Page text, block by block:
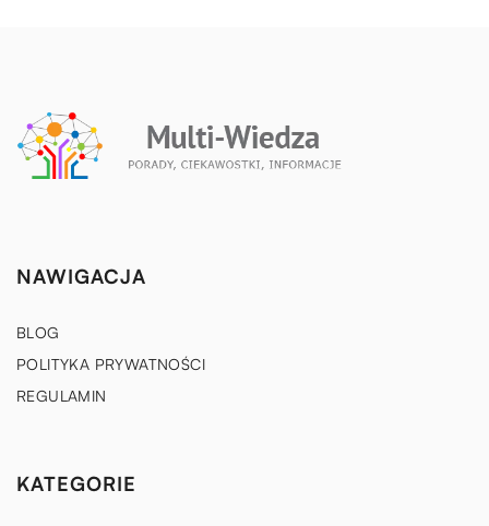
NAWIGACJA
BLOG
POLITYKA PRYWATNOŚCI
REGULAMIN
KATEGORIE